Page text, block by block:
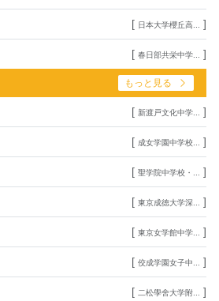
[ 日本大学櫻丘高... ]
[ 春日部共栄中学... ]
もっと見る
[ 新渡戸文化中学... ]
[ 成女学園中学校... ]
[ 聖学院中学校・... ]
[ 東京成徳大学深... ]
[ 東京女学館中学... ]
[ 佼成学園女子中... ]
[ 二松學舍大学附... ]